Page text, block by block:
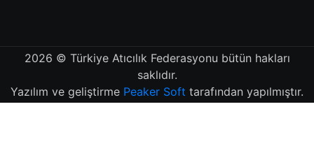
2026 © Türkiye Atıcılık Federasyonu bütün hakları
saklıdır.
Yazılım ve geliştirme Peaker Soft tarafından yapılmıştır.